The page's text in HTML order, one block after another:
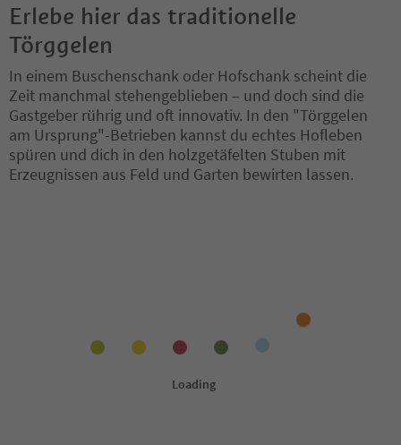
Erlebe hier das traditionelle
Törggelen
In einem Buschenschank oder Hofschank scheint die
Zeit manchmal stehengeblieben – und doch sind die
Gastgeber rührig und oft innovativ. In den "Törggelen
am Ursprung"-Betrieben kannst du echtes Hofleben
spüren und dich in den holzgetäfelten Stuben mit
Erzeugnissen aus Feld und Garten bewirten lassen.